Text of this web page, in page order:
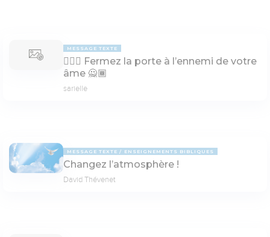
MESSAGE TEXTE
🙅🏾‍♀️ Fermez la porte à l’ennemi de votre
âme 🙅🏾
sarielle
MESSAGE TEXTE ENSEIGNEMENTS BIBLIQUES
Changez l’atmosphère !
David Thévenet